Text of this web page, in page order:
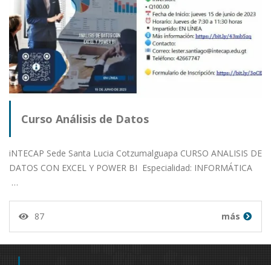
Curso Análisis de Datos
iNTECAP Sede Santa Lucia Cotzumalguapa CURSO ANALISIS DE
DATOS CON EXCEL Y POWER BI Especialidad: INFORMÁTICA
…
87 más